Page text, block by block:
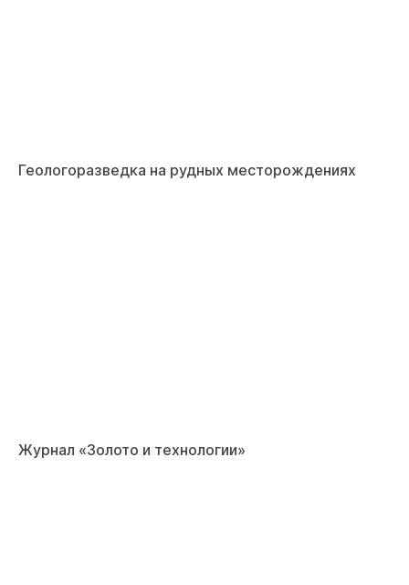
Геологоразведка на рудных месторождениях
Журнал «Золото и технологии»